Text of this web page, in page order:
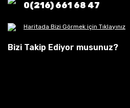
0(216) 661 68 47
Haritada Bizi Görmek için Tıklayınız
Bizi Takip Ediyor musunuz?